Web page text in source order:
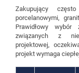
Zakupujący
porcelanowymi,
Prawidłowy
związanych z
projektowej,
projekt wymaga